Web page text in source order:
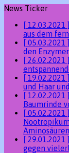
News Ticker
[ 12.03.2021 ]
aus dem
[ 05.03.2021 ]
den
[ 26.02.2021 ]
[ 19.02.2021 ]
und Haar
[ 12.02.2021 ]
Baumrinde
[ 05.02.2021 ]
[ 29.01.2021 ]
gegen